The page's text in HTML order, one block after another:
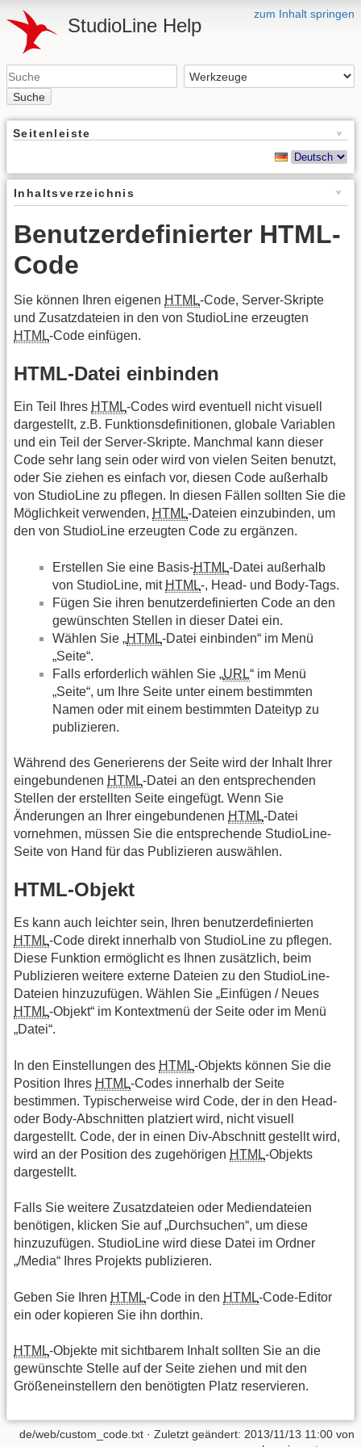
zum Inhalt springen
StudioLine Help
Suche
Seitenleiste
Inhaltsverzeichnis
Benutzerdefinierter HTML-
Code
Sie können Ihren eigenen HTML-Code, Server-Skripte
und Zusatzdateien in den von StudioLine erzeugten
HTML-Code einfügen.
HTML-Datei einbinden
Ein Teil Ihres HTML-Codes wird eventuell nicht visuell
dargestellt, z.B. Funktionsdefinitionen, globale Variablen
und ein Teil der Server-Skripte. Manchmal kann dieser
Code sehr lang sein oder wird von vielen Seiten benutzt,
oder Sie ziehen es einfach vor, diesen Code außerhalb
von StudioLine zu pflegen. In diesen Fällen sollten Sie die
Möglichkeit verwenden, HTML-Dateien einzubinden, um
den von StudioLine erzeugten Code zu ergänzen.
Erstellen Sie eine Basis-HTML-Datei außerhalb
von StudioLine, mit HTML-, Head- und Body-Tags.
Fügen Sie ihren benutzerdefinierten Code an den
gewünschten Stellen in dieser Datei ein.
Wählen Sie „HTML-Datei einbinden“ im Menü
„Seite“.
Falls erforderlich wählen Sie „URL“ im Menü
„Seite“, um Ihre Seite unter einem bestimmten
Namen oder mit einem bestimmten Dateityp zu
publizieren.
Während des Generierens der Seite wird der Inhalt Ihrer
eingebundenen HTML-Datei an den entsprechenden
Stellen der erstellten Seite eingefügt. Wenn Sie
Änderungen an Ihrer eingebundenen HTML-Datei
vornehmen, müssen Sie die entsprechende StudioLine-
Seite von Hand für das Publizieren auswählen.
HTML-Objekt
Es kann auch leichter sein, Ihren benutzerdefinierten
HTML-Code direkt innerhalb von StudioLine zu pflegen.
Diese Funktion ermöglicht es Ihnen zusätzlich, beim
Publizieren weitere externe Dateien zu den StudioLine-
Dateien hinzuzufügen. Wählen Sie „Einfügen / Neues
HTML-Objekt“ im Kontextmenü der Seite oder im Menü
„Datei“.
In den Einstellungen des HTML-Objekts können Sie die
Position Ihres HTML-Codes innerhalb der Seite
bestimmen. Typischerweise wird Code, der in den Head-
oder Body-Abschnitten platziert wird, nicht visuell
dargestellt. Code, der in einen Div-Abschnitt gestellt wird,
wird an der Position des zugehörigen HTML-Objekts
dargestellt.
Falls Sie weitere Zusatzdateien oder Mediendateien
benötigen, klicken Sie auf „Durchsuchen“, um diese
hinzuzufügen. StudioLine wird diese Datei im Ordner
„/Media“ Ihres Projekts publizieren.
Geben Sie Ihren HTML-Code in den HTML-Code-Editor
ein oder kopieren Sie ihn dorthin.
HTML-Objekte mit sichtbarem Inhalt sollten Sie an die
gewünschte Stelle auf der Seite ziehen und mit den
Größeneinstellern den benötigten Platz reservieren.
de/web/custom_code.txt · Zuletzt geändert: 2013/11/13 11:00 von